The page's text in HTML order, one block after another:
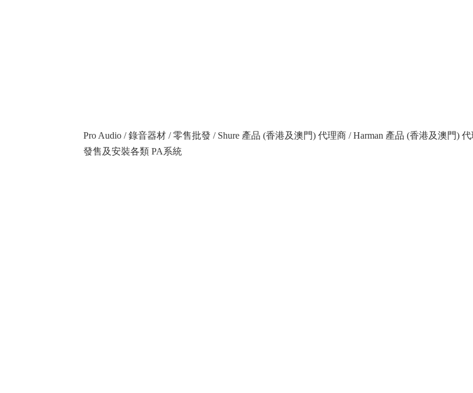
Pro Audio / 錄音器材 / 零售批發 / Shure 產品 (香港及澳門) 代理商 / Harman 產品 (香港及澳門)
發售及安裝各類 PA系統